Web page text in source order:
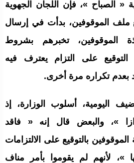
الصباح »، فإن اللجان الجهوية
ملف الموقوفين، بدأت في إرسال
الموقوفين، تخبرهم بشروط
التوقيع على التزام يعترف فيه
بعدم تكراره مرة أخرى.
اليومية، أسلوب الوزارة، إذ
»، والبعض قال إنه « فاقد
بالتوقيع على الالتزامات
»، لأنهم لم يقوموا بأمر مناف